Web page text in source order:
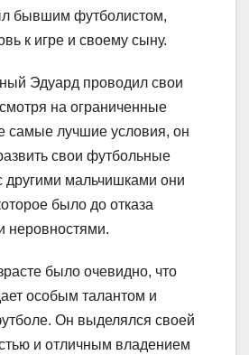
бывшим футболистом,
к игре и своему сыну.
Эдуард проводил свои
на ограниченные
самые лучшие условия, он
свои футбольные
другими мальчишками они
было до отказа
неровностями.
было очевидно, что
особым талантом и
Он выделялся своей
и отличным владением